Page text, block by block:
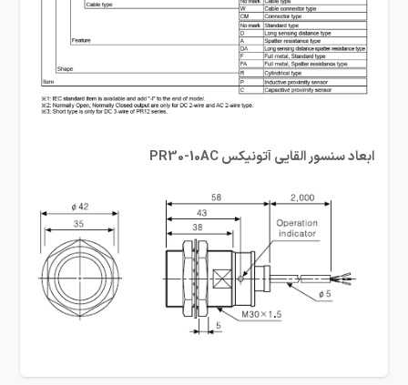
ابعاد سنسور القایی آتونیکس PR30-10AC